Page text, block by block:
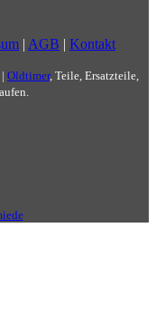
| AGB | Kontakt
| Oldtimer, Teile, Ersatzteile,